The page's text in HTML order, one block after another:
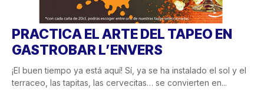
PRACTICA EL ARTE DEL TAPEO EN
GASTROBAR L’ENVERS
¡El buen tiempo ya está aquí! Sí, ya se ha instalado el sol y el
terraceo, las tapitas, las cervecitas… se convierten en...